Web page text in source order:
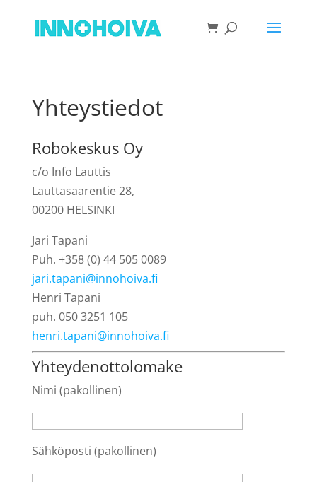
Yhteystiedot
Robokeskus Oy
c/o Info Lauttis
Lauttasaarentie 28,
00200 HELSINKI
Jari Tapani
Puh. +358 (0) 44 505 0089
jari.tapani@innohoiva.fi
Henri Tapani
puh. 050 3251 105
henri.tapani@innohoiva.fi
Yhteydenottolomake
Nimi (pakollinen)
Sähköposti (pakollinen)